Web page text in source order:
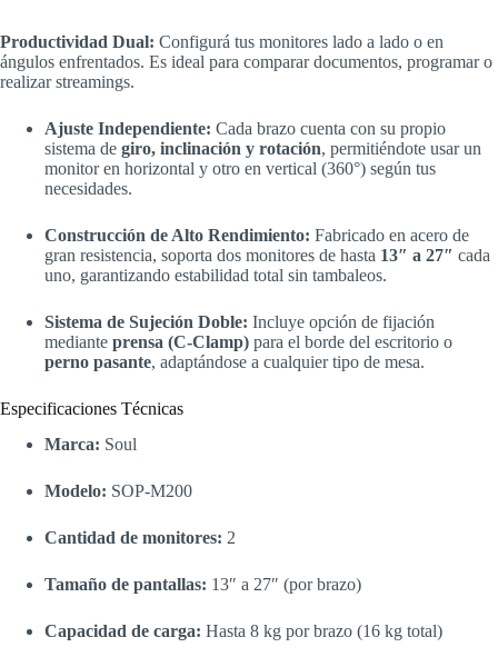
Productividad Dual: Configurá tus monitores lado a lado o en
ángulos enfrentados. Es ideal para comparar documentos, programar o
realizar streamings.
Ajuste Independiente: Cada brazo cuenta con su propio
sistema de giro, inclinación y rotación, permitiéndote usar un
monitor en horizontal y otro en vertical (360°) según tus
necesidades.
Construcción de Alto Rendimiento: Fabricado en acero de
gran resistencia, soporta dos monitores de hasta 13″ a 27″ cada
uno, garantizando estabilidad total sin tambaleos.
Sistema de Sujeción Doble: Incluye opción de fijación
mediante prensa (C-Clamp) para el borde del escritorio o
perno pasante, adaptándose a cualquier tipo de mesa.
Especificaciones Técnicas
Marca: Soul
Modelo: SOP-M200
Cantidad de monitores: 2
Tamaño de pantallas: 13″ a 27″ (por brazo)
Capacidad de carga: Hasta 8 kg por brazo (16 kg total)